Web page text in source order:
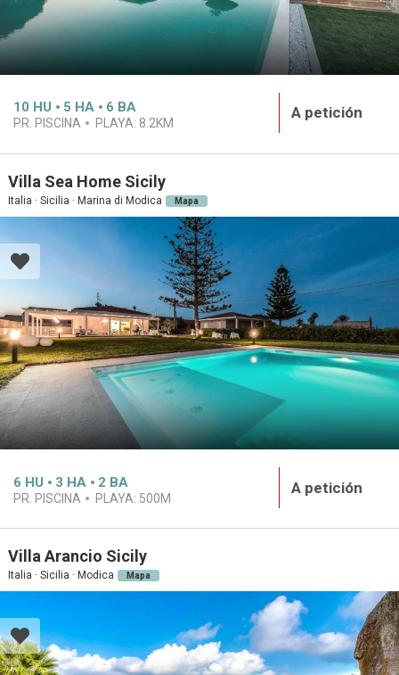
10 HU 5 HA 6 BA
PR. PISCINA PLAYA: 8.2KM
A petición
Villa Sea Home Sicily
Italia · Sicilia · Marina di Modica Mapa
6 HU 3 HA 2 BA
PR. PISCINA PLAYA: 500M
A petición
Villa Arancio Sicily
Italia · Sicilia · Modica Mapa